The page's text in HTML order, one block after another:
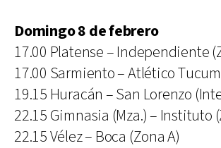
Domingo 8 de febrero
17.00 Platense – Independiente
17.00 Sarmiento – Atlético
19.15 Huracán – San Lorenzo
22.15 Gimnasia (Mza.) – Instituto
22.15 Vélez – Boca (Zona A)